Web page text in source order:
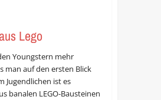
Lego
Youngstern mehr
man auf den ersten Blick
Jugendlichen ist es
banalen LEGO-Bausteinen